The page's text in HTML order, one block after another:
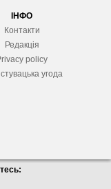
ІНФО
Контакти
Редакція
policy
угода